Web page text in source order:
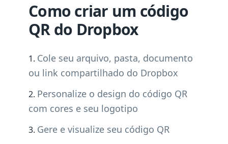
Como criar um código
QR do Dropbox
Cole seu arquivo, pasta, documento
ou link compartilhado do Dropbox
Personalize o design do código QR
com cores e seu logotipo
Gere e visualize seu código QR